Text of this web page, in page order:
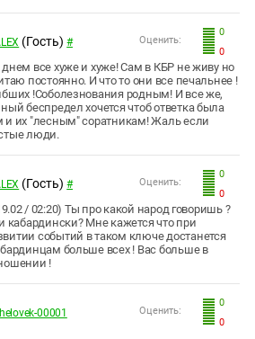
0
0
Оценить:
(Гость) #
все хуже и хуже! Сам в КБР не живу но
постоянно. И что то они все печальнее !
!Соболезнования родным! И все же,
беспредел хочется чтоб ответка была
и их "лесным" соратникам! Жаль если
люди.
0
0
Оценить:
(Гость) #
/ 02:20) Ты про какой народ говоришь ?
кабардински? Мне кажется что при
событий в таком ключе достанется
больше всех ! Вас больше в
!
0
0
Оценить:
00001